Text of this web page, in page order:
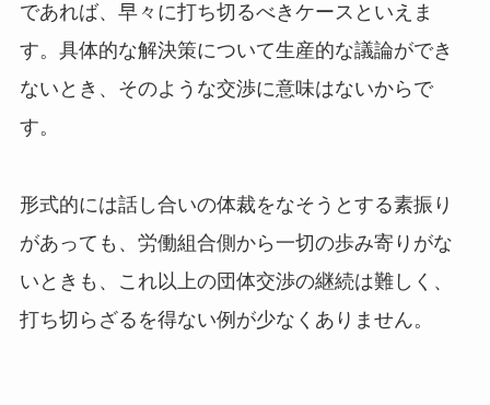
であれば、早々に打ち切るべきケースといえま
す。具体的な解決策について生産的な議論ができ
ないとき、そのような交渉に意味はないからで
す。
形式的には話し合いの体裁をなそうとする素振り
があっても、労働組合側から一切の歩み寄りがな
いときも、これ以上の団体交渉の継続は難しく、
打ち切らざるを得ない例が少なくありません。